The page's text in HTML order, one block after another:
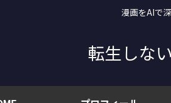
漫画をAIで
転生しな